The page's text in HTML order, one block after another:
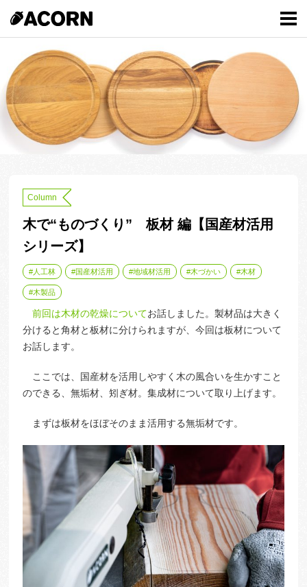
Column
木で“ものづくり” 板材 編【国産材活用
シリーズ】
人工林 国産材活用 地域材活用 木づかい 木材
木製品
前回は木材の乾燥についてお話しました。製材品は大きく
分けると角材と板材に分けられますが、今回は板材について
お話します。
ここでは、国産材を活用しやすく木の風合いを生かすこと
のできる、無垢材、矧ぎ材。集成材について取り上げます。
まずは板材をほぼそのまま活用する無垢材です。